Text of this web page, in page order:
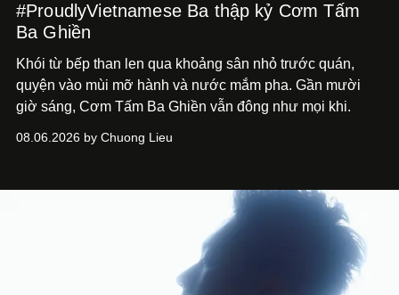
#ProudlyVietnamese Ba thập kỷ Cơm Tấm
Ba Ghiền
Khói từ bếp than len qua khoảng sân nhỏ trước quán,
quyện vào mùi mỡ hành và nước mắm pha. Gần mười
giờ sáng, Cơm Tấm Ba Ghiền vẫn đông như mọi khi.
08.06.2026 by Chuong Lieu